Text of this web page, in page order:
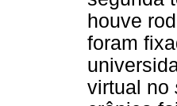
houve
foram
virtual no